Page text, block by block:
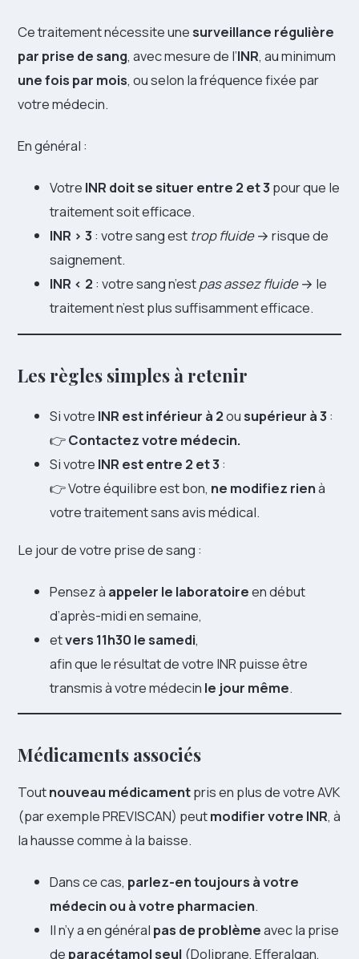
Ce traitement nécessite unesurveillance régulière
par prise de sang, avec mesure de l’INR, au minimum
une fois par mois, ou selon la fréquence fixée par
votre médecin.
En général :
Votre INR doit se situer entre 2 et 3 pour que le
traitement soit efficace.
INR > 3 : votre sang est trop fluide→ risque de
saignement.
INR < 2 : votre sang n’estpas assez fluide→ le
traitement n’est plus suffisamment efficace.
Les règles simples à retenir
Si votre INR est inférieur à 2ousupérieur à 3 :
👉Contactez votre médecin.
Si votre INR est entre 2 et 3 :
👉 Votre équilibre est bon, ne modifiez rienà
votre traitement sans avis médical.
Le jour de votre prise de sang :
Pensez à appeler le laboratoireen début
d’après-midi en semaine,
etvers 11h30 le samedi,
afin que le résultat de votre INR puisse être
transmis à votre médecin le jour même.
Médicaments associés
Toutnouveau médicamentpris en plus de votre AVK
(par exemple PREVISCAN) peutmodifier votre INR, à
la hausse comme à la baisse.
Dans ce cas, parlez-en toujours à votre
médecin ou à votre pharmacien.
Il n’y a en général pas de problèmeavec la prise
de paracétamol seul (Doliprane, Efferalgan,